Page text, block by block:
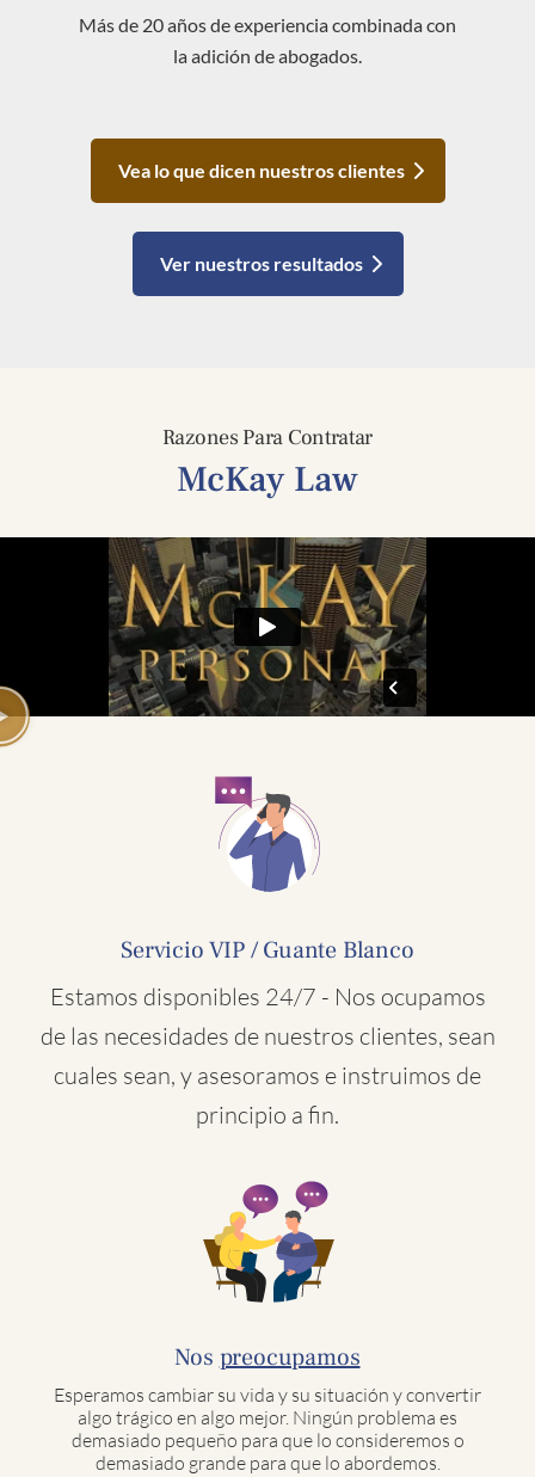
Más de 20 años de experiencia combinada con
la adición de abogados.
Vea lo que dicen nuestros clientes
Ver nuestros resultados
Razones Para Contratar
McKay Law
Servicio VIP / Guante Blanco
Estamos disponibles 24/7 - Nos ocupamos
de las necesidades de nuestros clientes, sean
cuales sean, y asesoramos e instruimos de
principio a fin.
Nospreocupamos
Esperamos cambiar su vida y su situación y convertir
algo trágico en algo mejor. Ningún problema es
demasiado pequeño para que lo consideremos o
demasiado grande para que lo abordemos.